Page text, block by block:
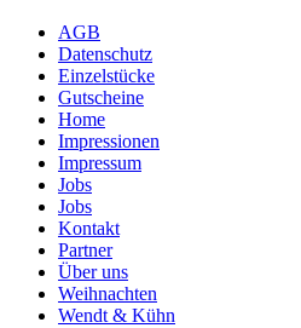
AGB
Datenschutz
Einzelstücke
Gutscheine
Home
Impressionen
Impressum
Jobs
Jobs
Kontakt
Partner
Über uns
Weihnachten
Wendt & Kühn